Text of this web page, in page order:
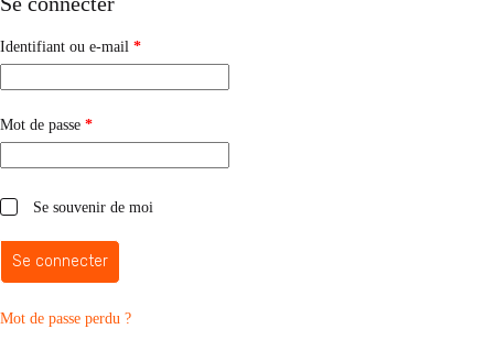
Identifiant ou e-mail *Obligatoire
Mot de passe *Obligatoire
Se souvenir de moi
Se connecter
Mot de passe perdu ?